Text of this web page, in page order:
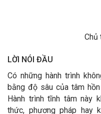
Chủ
LỜI NÓI ĐẦU
Có những hành trình
bằng độ sâu của tâm
Hành trình tĩnh tâm này
thức, phương pháp hay